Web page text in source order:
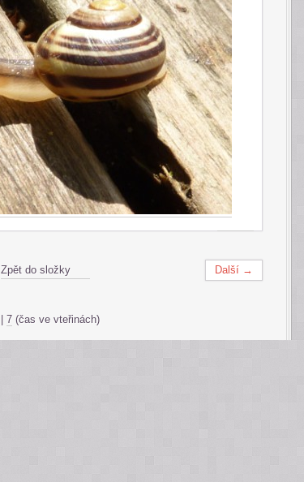
Další →
Zpět do složky
7 (čas ve vteřinách)